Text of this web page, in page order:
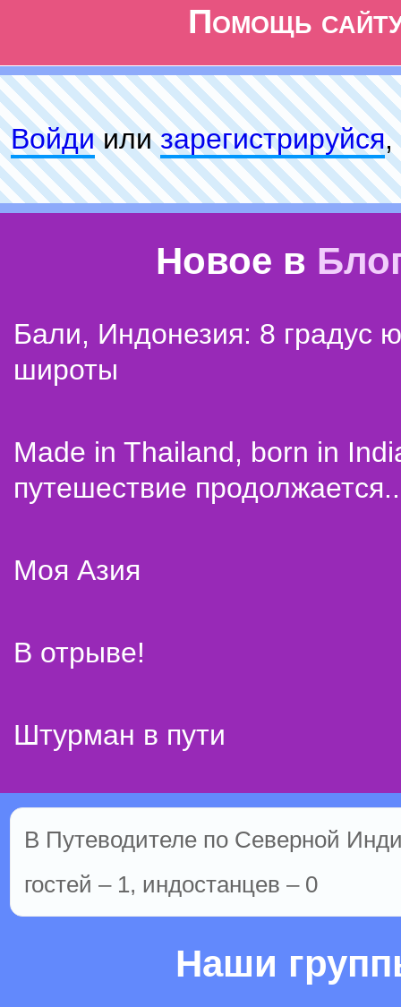
Помощь
Войдиилизарeгиcтpируйся,
Новое в
Бали, Индонезия: 8 градус
широты
Made in Thailand, born in
путешествие
Моя Азия
В отрыве!
Штурман в пути
В Путеводителе по Северной
гостей – 1, индостанцев – 0
Наши